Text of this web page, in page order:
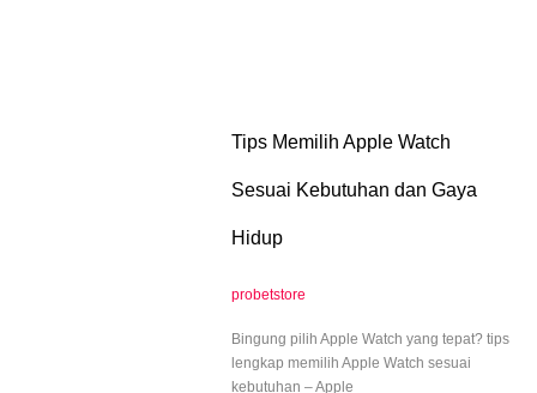
Tips Memilih Apple Watch
Sesuai Kebutuhan dan Gaya
Hidup
probetstore
Bingung pilih Apple Watch yang tepat? tips
lengkap memilih Apple Watch sesuai
kebutuhan – Apple